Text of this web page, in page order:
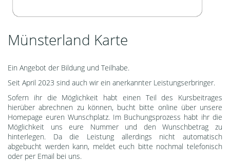
Münsterland Karte
Ein Angebot der Bildung und Teilhabe.
Seit April 2023 sind auch wir ein anerkannter Leistungserbringer.
Sofern ihr die Möglichkeit habt einen Teil des Kursbeitrages
hierüber abrechnen zu können, bucht bitte online über unsere
Homepage euren Wunschplatz. Im Buchungsprozess habt ihr die
Möglichkeit uns eure Nummer und den Wunschbetrag zu
hinterlegen. Da die Leistung allerdings nicht automatisch
abgebucht werden kann, meldet euch bitte nochmal telefonisch
oder per Email bei uns.